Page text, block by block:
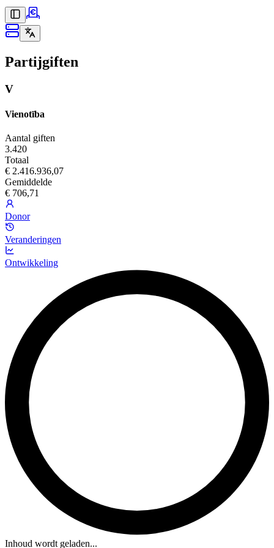
Partijgiften
V
Vienotība
Aantal giften
3.420
Totaal
€ 2.416.936,07
Gemiddelde
€ 706,71
Donor
Veranderingen
Ontwikkeling
Inhoud wordt geladen...